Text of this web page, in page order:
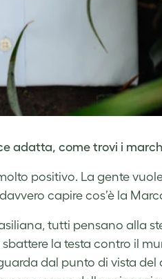
adatta, come trovi i
positivo. La gente vuole
capire cos’è la
tutti pensano alla
la testa contro il
dal punto di vista del